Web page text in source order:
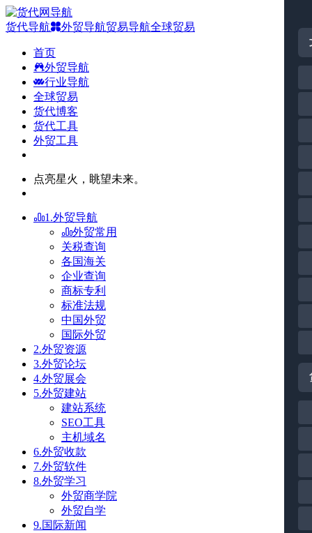
货代导航 外贸导航贸易导航全球贸易
首页
外贸导航
行业导航
全球贸易
货代博客
货代工具
外贸工具
点亮星火，眺望未来。
1.外贸导航
外贸常用
关税查询
各国海关
企业查询
商标专利
标准法规
中国外贸
国际外贸
2.外贸资源
3.外贸论坛
4.外贸展会
5.外贸建站
建站系统
SEO工具
主机域名
6.外贸收款
7.外贸软件
8.外贸学习
外贸商学院
外贸自学
9.国际新闻